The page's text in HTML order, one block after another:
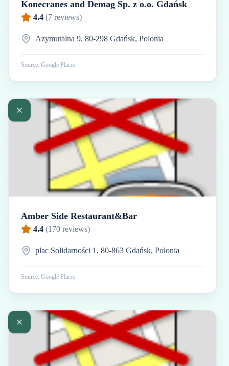
Konecranes and Demag Sp. z o.o. Gdańsk
4.4 (7 reviews)
Azymutalna 9, 80-298 Gdańsk, Polonia
Source: Google Places
Amber Side Restaurant&Bar
4.4 (170 reviews)
plac Solidarności 1, 80-863 Gdańsk, Polonia
Source: Google Places